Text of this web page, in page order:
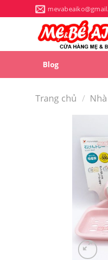
to
Blog
Trang chủ /